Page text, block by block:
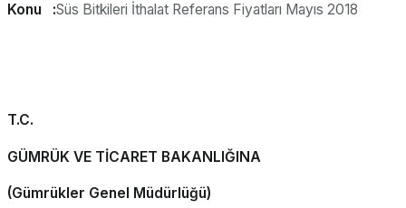
Konu :Süs Bitkileri İthalat Referans Fiyatları Mayıs 2018
T.C.
GÜMRÜK VE TİCARET BAKANLIĞINA
(Gümrükler Genel Müdürlüğü)